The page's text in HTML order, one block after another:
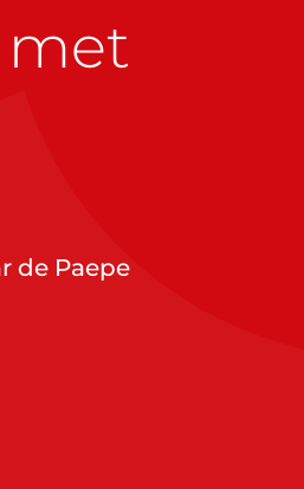
met
de Paepe